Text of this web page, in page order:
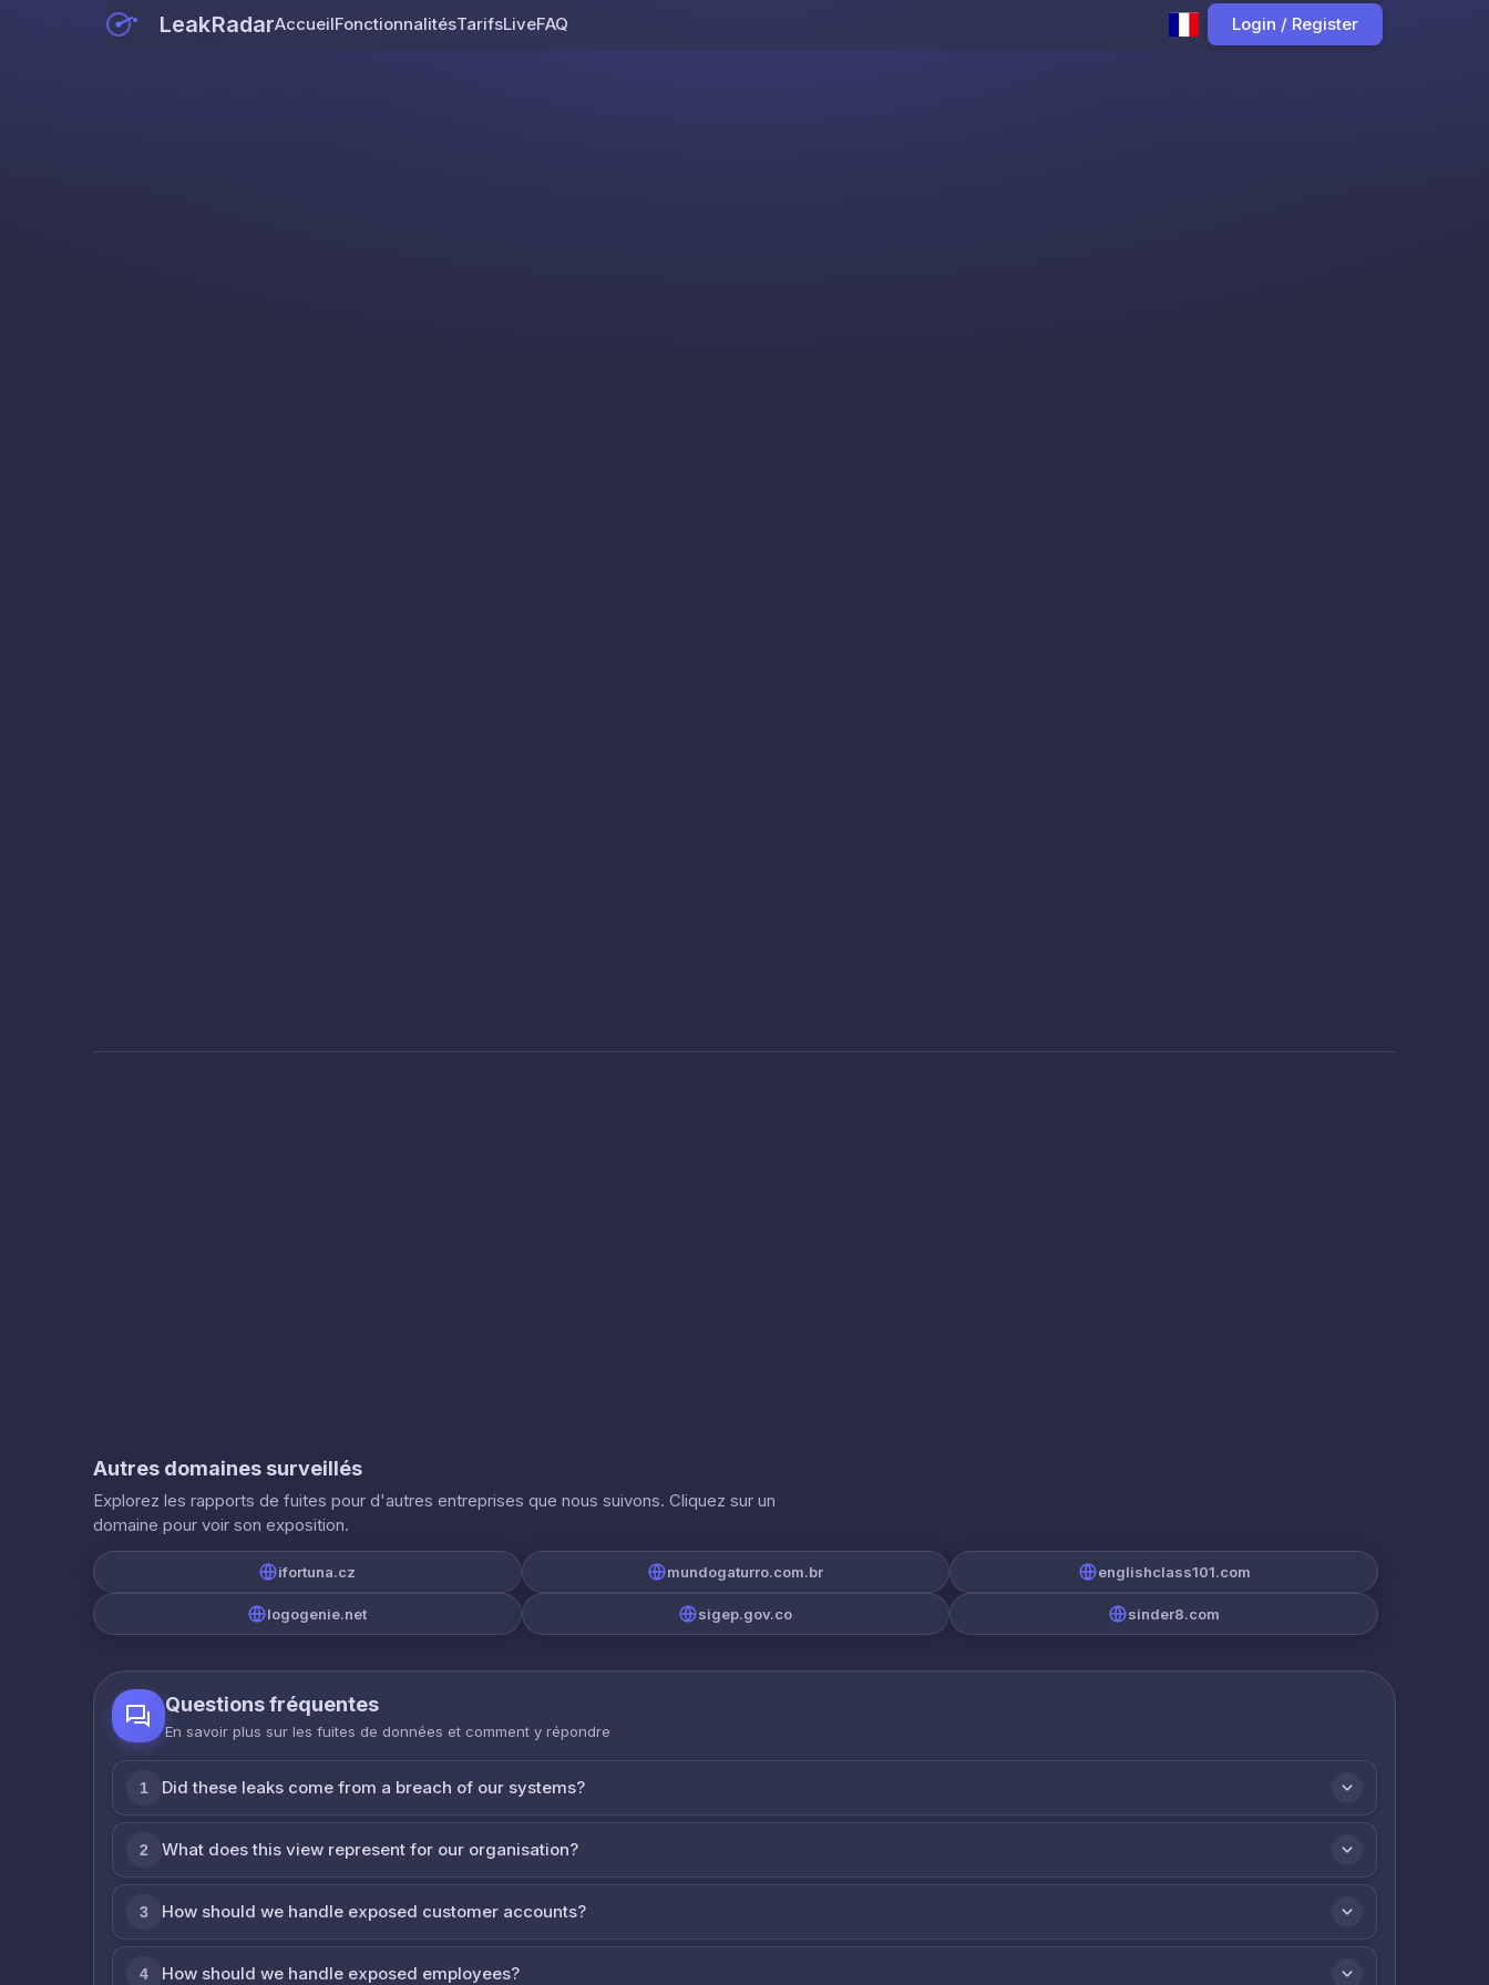
LeakRadarAccueilFonctionnalitésTarifsLiveFAQ Login / Register
Autres domaines surveillés
Explorez les rapports de fuites pour d'autres entreprises que nous suivons. Cliquez sur un
domaine pour voir son exposition.
ifortuna.cz mundogaturro.com.br englishclass101.com
logogenie.net sigep.gov.co sinder8.com
Questions fréquentes
En savoir plus sur les fuites de données et comment y répondre
1 Did these leaks come from a breach of our systems?
2 What does this view represent for our organisation?
3 How should we handle exposed customer accounts?
4 How should we handle exposed employees?